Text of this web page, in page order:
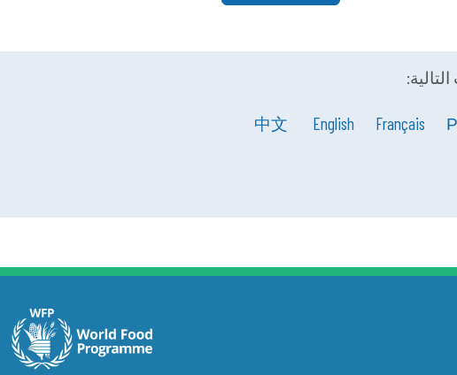
中文 English Français